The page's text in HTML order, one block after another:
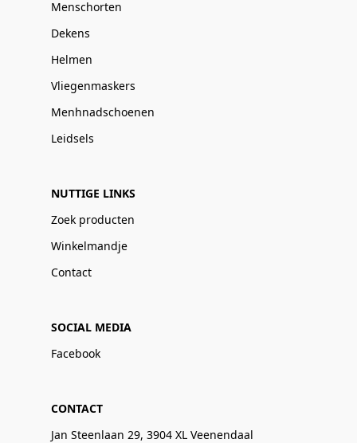
Menschorten
Dekens
Helmen
Vliegenmaskers
Menhnadschoenen
Leidsels
NUTTIGE LINKS
Zoek producten
Winkelmandje
Contact
SOCIAL MEDIA
Facebook
CONTACT
Jan Steenlaan 29, 3904 XL Veenendaal